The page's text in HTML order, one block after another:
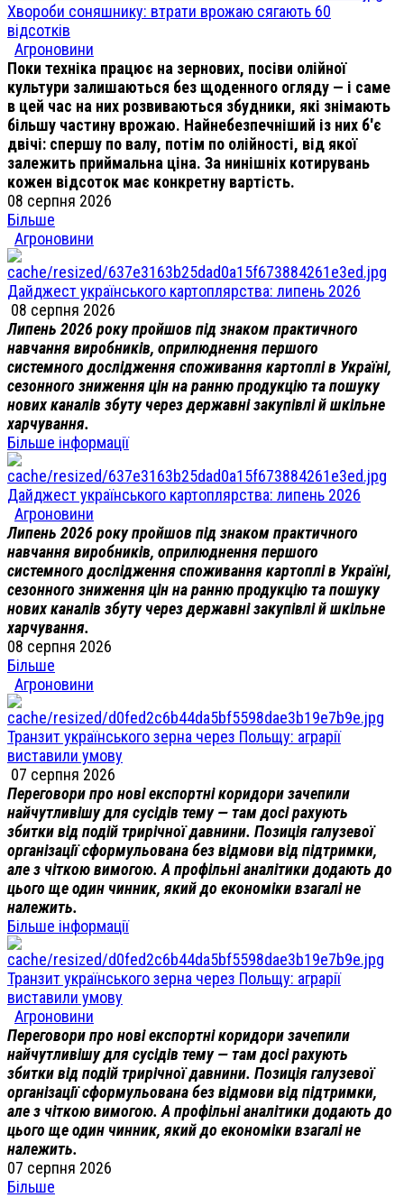
Хвороби соняшнику: втрати врожаю сягають 60
відсотків
Агроновини
Поки техніка працює на зернових, посіви олійної
культури залишаються без щоденного огляду — і саме
в цей час на них розвиваються збудники, які знімають
більшу частину врожаю. Найнебезпечніший із них б'є
двічі: спершу по валу, потім по олійності, від якої
залежить приймальна ціна. За нинішніх котирувань
кожен відсоток має конкретну вартість.
08 серпня 2026
Більше
Агроновини
Дайджест українського картоплярства: липень 2026
08 серпня 2026
Липень 2026 року пройшов під знаком практичного
навчання виробників, оприлюднення першого
системного дослідження споживання картоплі в Україні,
сезонного зниження цін на ранню продукцію та пошуку
нових каналів збуту через державні закупівлі й шкільне
харчування.
Більше інформації
Дайджест українського картоплярства: липень 2026
Агроновини
Липень 2026 року пройшов під знаком практичного
навчання виробників, оприлюднення першого
системного дослідження споживання картоплі в Україні,
сезонного зниження цін на ранню продукцію та пошуку
нових каналів збуту через державні закупівлі й шкільне
харчування.
08 серпня 2026
Більше
Агроновини
Транзит українського зерна через Польщу: аграрії
виставили умову
07 серпня 2026
Переговори про нові експортні коридори зачепили
найчутливішу для сусідів тему — там досі рахують
збитки від подій трирічної давнини. Позиція галузевої
організації сформульована без відмови від підтримки,
але з чіткою вимогою. А профільні аналітики додають до
цього ще один чинник, який до економіки взагалі не
належить.
Більше інформації
Транзит українського зерна через Польщу: аграрії
виставили умову
Агроновини
Переговори про нові експортні коридори зачепили
найчутливішу для сусідів тему — там досі рахують
збитки від подій трирічної давнини. Позиція галузевої
організації сформульована без відмови від підтримки,
але з чіткою вимогою. А профільні аналітики додають до
цього ще один чинник, який до економіки взагалі не
належить.
07 серпня 2026
Більше